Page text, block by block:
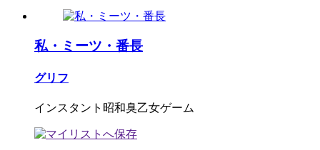
私・ミーツ・番長
グリフ
インスタント昭和臭乙女ゲーム